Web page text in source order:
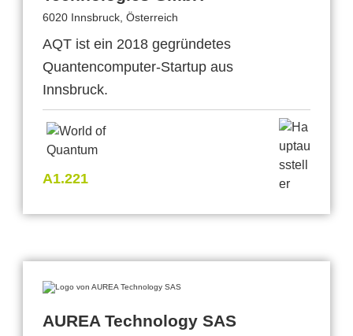
6020 Innsbruck, Österreich
AQT ist ein 2018 gegründetes
Quantencomputer-Startup aus
Innsbruck.
A1.221
AUREA Technology SAS